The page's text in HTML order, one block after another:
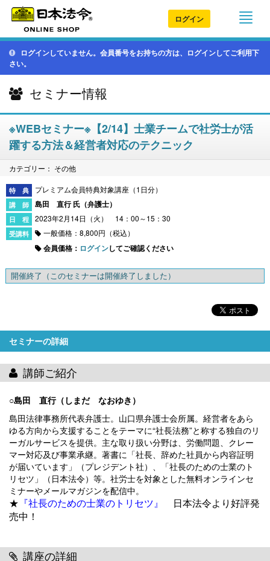
ログイン
ログインしていません。会員番号をお持ちの方は、ログインしてご利用下
さい。
セミナー情報
※WEBセミナー※【2/14】士業チームで社労士が活
躍する方法＆経営者対応のテクニック
カテゴリー： その他
プレミアム会員特典対象講座（1日分）
島田 直行 氏（弁護士）
2023年2月14日（火） 14：00～15：30
一般価格：8,800円（税込）
会員価格： ログインしてご確認ください
開催終了 （このセミナーは開催終了しました）
セミナーの詳細
講師ご紹介
○島田 直行（しまだ なおゆき）
島田法律事務所代表弁護士。山口県弁護士会所属。経営者をあら
ゆる方向から支援することをテーマに“社長法務”と称する独自のリ
ーガルサービスを提供。主な取り扱い分野は、労働問題、クレー
マー対応及び事業承継。著書に「社長、辞めた社員から内容証明
が届いています」（プレジデント社）、「社長のための士業のト
リセツ」（日本法令）等。社労士を対象とした無料オンラインセ
ミナーやメールマガジンを配信中。
★ 『社長のための士業のトリセツ』
日本法令より好評発
売中！
講座の詳細